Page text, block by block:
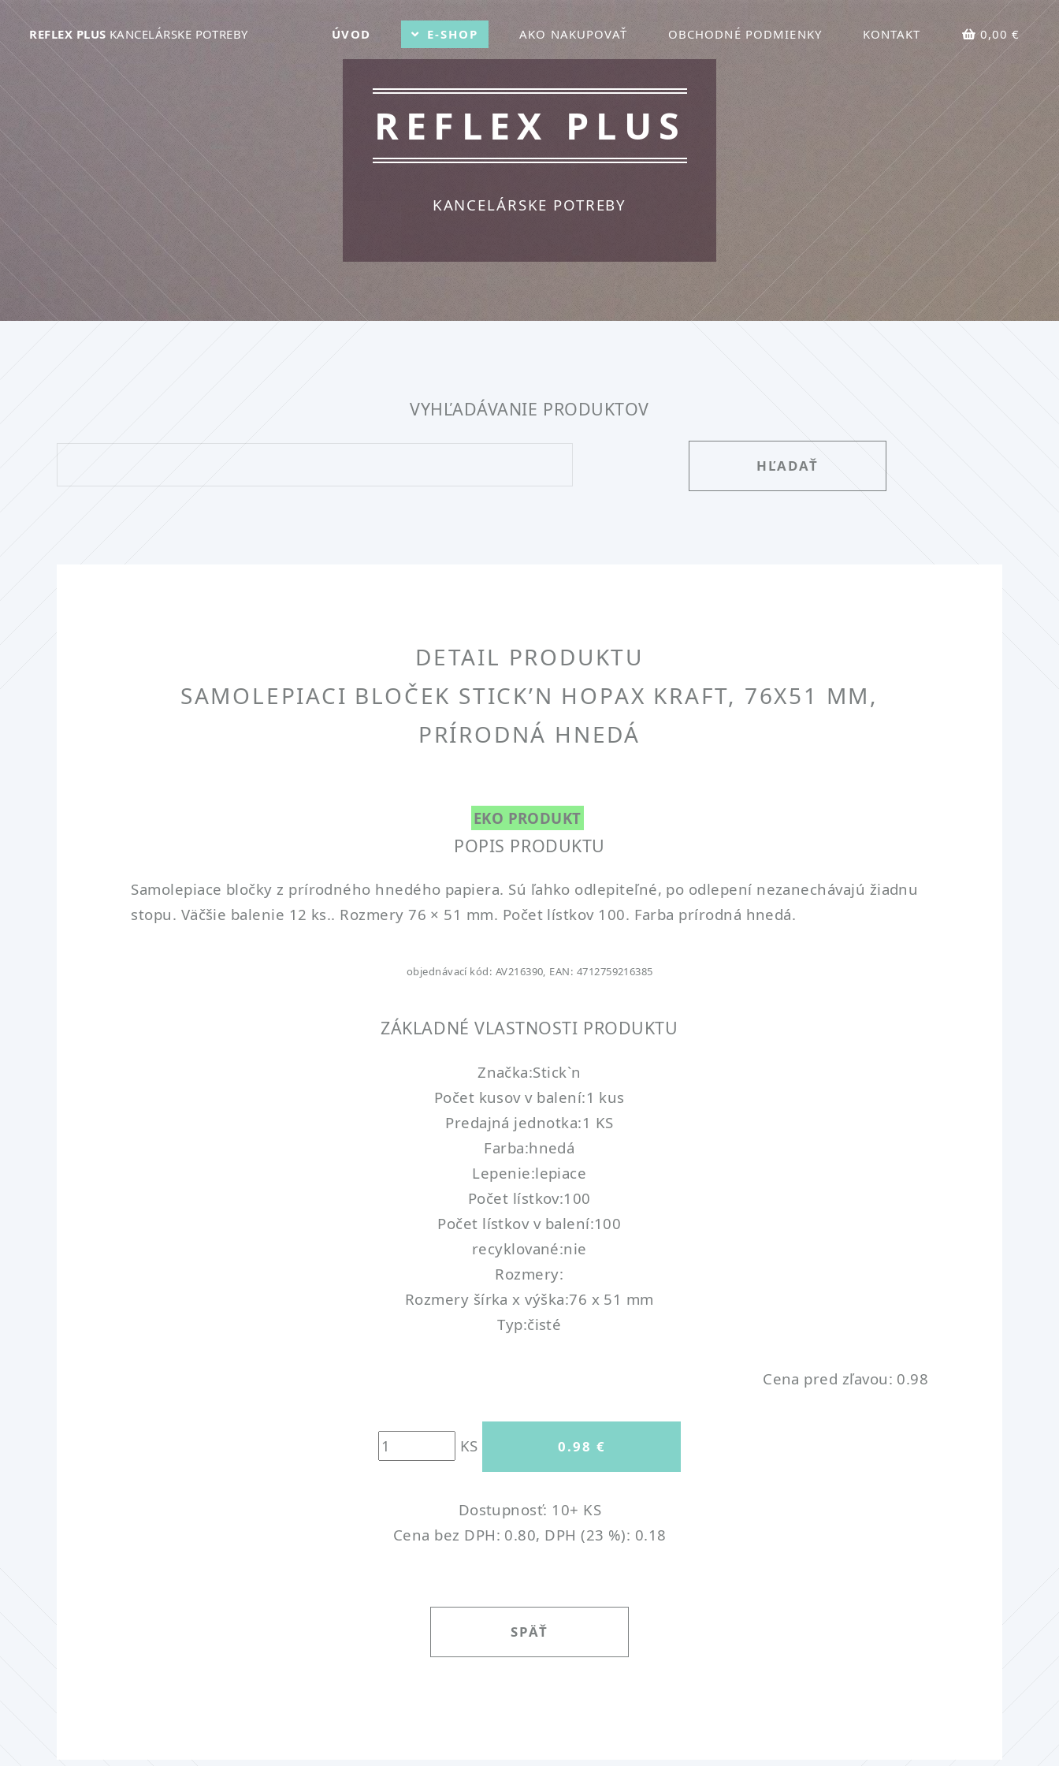
REFLEX PLUS KANCELÁRSKE POTREBY ÚVOD E-SHOP AKO NAKUPOVAŤ OBCHODNÉ PODMIENKY KONTAKT 0,00 €
REFLEX PLUS
KANCELÁRSKE POTREBY
VYHĽADÁVANIE PRODUKTOV
DETAIL PRODUKTU
SAMOLEPIACI BLOČEK STICK’N HOPAX KRAFT, 76X51 MM,
PRÍRODNÁ HNEDÁ
EKO PRODUKT
POPIS PRODUKTU
Samolepiace bločky z prírodného hnedého papiera. Sú ľahko odlepiteľné, po odlepení nezanechávajú žiadnu
stopu. Väčšie balenie 12 ks.. Rozmery 76 × 51 mm. Počet lístkov 100. Farba prírodná hnedá.
objednávací kód: AV216390, EAN: 4712759216385
ZÁKLADNÉ VLASTNOSTI PRODUKTU
Značka:Stick`n
Počet kusov v balení:1 kus
Predajná jednotka:1 KS
Farba:hnedá
Lepenie:lepiace
Počet lístkov:100
Počet lístkov v balení:100
recyklované:nie
Rozmery:
Rozmery šírka x výška:76 x 51 mm
Typ:čisté
Cena pred zľavou: 0.98
KS
Dostupnosť: 10+ KS
Cena bez DPH: 0.80, DPH (23 %): 0.18
SPÄŤ